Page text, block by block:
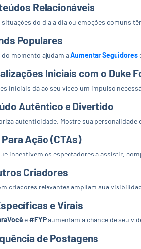
Relacionáveis
do dia a dia ou emoções comuns
Populares
momento ajudam aAumentar Seguidores
Iniciais com o Duke
iniciais dá ao seu vídeo um impulso
Autêntico e Divertido
autenticidade. Mostre sua personalidade
Ação (CTAs)
incentivem os espectadores a assistir,
Criadores
criadores relevantes ampliam sua
e Virais
e#FYPaumentam a chance de seu
de Postagens